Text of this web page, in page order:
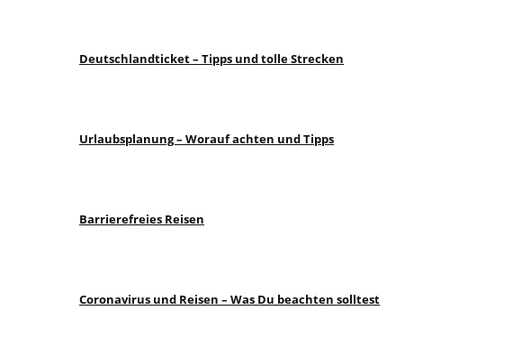
Deutschlandticket – Tipps und tolle Strecken
Urlaubsplanung – Worauf achten und Tipps
Barrierefreies Reisen
Coronavirus und Reisen – Was Du beachten solltest